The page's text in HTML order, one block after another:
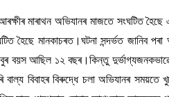
আৰক্ষীৰ মাৰাথন অভিযানৰ মাজতে সংঘটিত
হৈছে মানকাচৰত।ঘটনা সন্দৰ্ভত
বয়স আছিল ১২ বছৰ।কিন্তু
বিবাহৰ বিৰুদ্ধে চলা অভিযানৰ সময়তে